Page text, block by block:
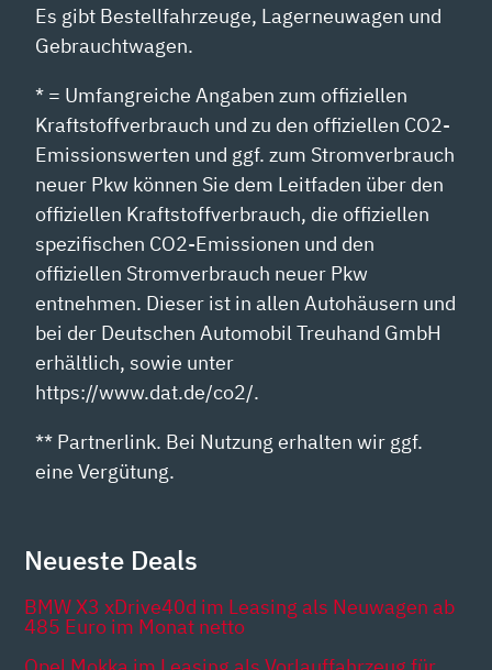
Es gibt Bestellfahrzeuge, Lagerneuwagen und
Gebrauchtwagen.
* = Umfangreiche Angaben zum offiziellen
Kraftstoffverbrauch und zu den offiziellen CO2-
Emissionswerten und ggf. zum Stromverbrauch
neuer Pkw können Sie dem Leitfaden über den
offiziellen Kraftstoffverbrauch, die offiziellen
spezifischen CO2-Emissionen und den
offiziellen Stromverbrauch neuer Pkw
entnehmen. Dieser ist in allen Autohäusern und
bei der Deutschen Automobil Treuhand GmbH
erhältlich, sowie unter
https://www.dat.de/co2/.
** Partnerlink. Bei Nutzung erhalten wir ggf.
eine Vergütung.
Neueste Deals
BMW X3 xDrive40d im Leasing als Neuwagen ab
485 Euro im Monat netto